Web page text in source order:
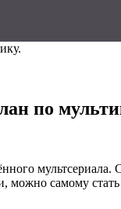
по
самому